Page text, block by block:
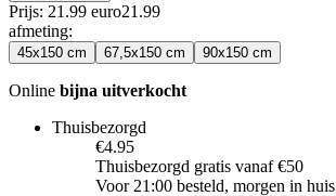
Prijs: 21.99 euro21 .99
afmeting:
45x150 cm 67,5x150 cm 90x150 cm
Online bijna uitverkocht
Thuisbezorgd
€4.95
Thuisbezorgd gratis vanaf €50
Voor 21:00 besteld, morgen in huis